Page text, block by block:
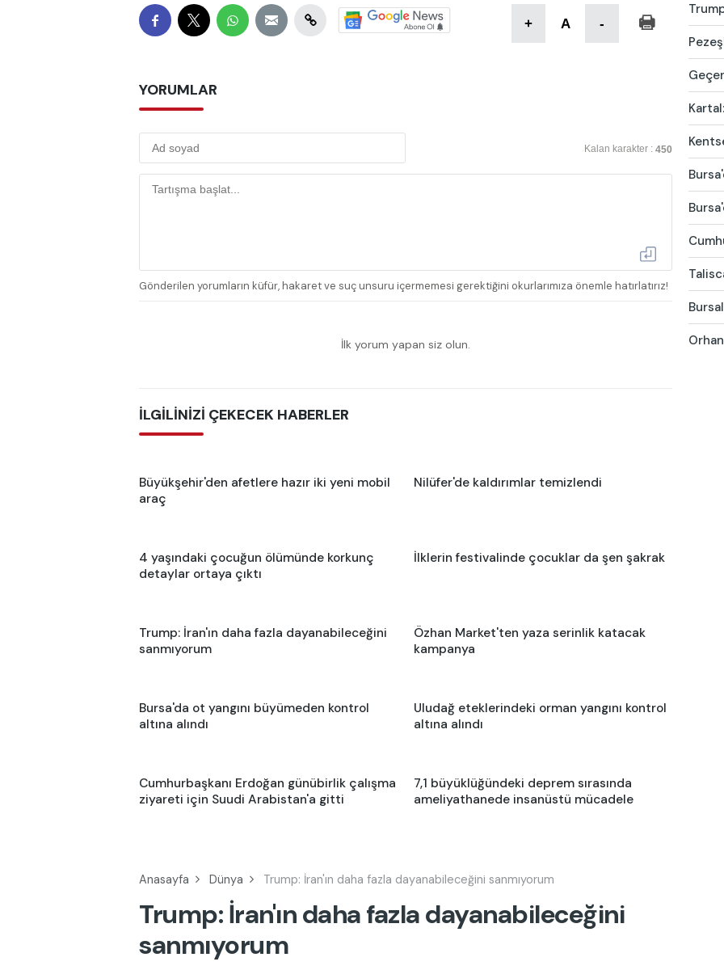
+ A -
YORUMLAR
Kalan karakter : 450
Gönderilen yorumların küfür, hakaret ve suç unsuru içermemesi gerektiğini okurlarımıza önemle hatırlatırız!
İlk yorum yapan siz olun.
İLGİLİNİZİ ÇEKECEK HABERLER
Büyükşehir'den afetlere hazır iki yeni mobil
araç
Nilüfer'de kaldırımlar temizlendi
4 yaşındaki çocuğun ölümünde korkunç
detaylar ortaya çıktı
İlklerin festivalinde çocuklar da şen şakrak
Trump: İran'ın daha fazla dayanabileceğini
sanmıyorum
Özhan Market'ten yaza serinlik katacak
kampanya
Bursa'da ot yangını büyümeden kontrol
altına alındı
Uludağ eteklerindeki orman yangını kontrol
altına alındı
Cumhurbaşkanı Erdoğan günübirlik çalışma
ziyareti için Suudi Arabistan'a gitti
7,1 büyüklüğündeki deprem sırasında
ameliyathanede insanüstü mücadele
Anasayfa Dünya Trump: İran'ın daha fazla dayanabileceğini sanmıyorum
Trump: İran'ın daha fazla dayanabileceğini
sanmıyorum